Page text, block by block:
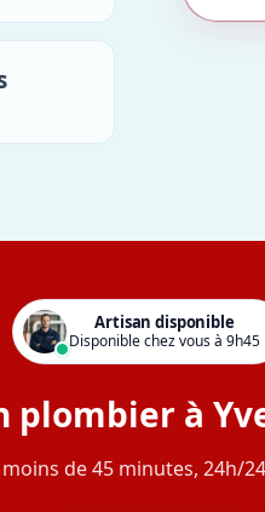
Artisan disponible
Disponible chez vous à 9h45
plombier à
de 45 minutes, 24h/